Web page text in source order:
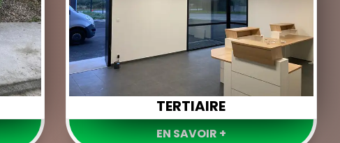
TERTIAIRE
EN SAVOIR +